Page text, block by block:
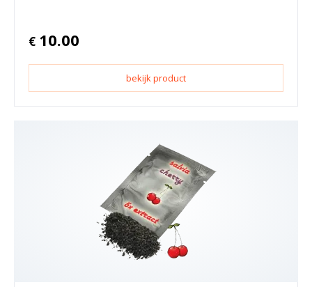
€ 10.00
bekijk product